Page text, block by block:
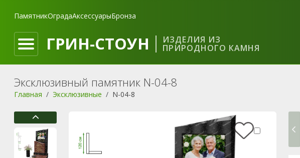
ПамятникОградаАксессуарыБронза
ГРИН-СТОУН ИЗДЕЛИЯ ИЗ
ПРИРОДНОГО КАМНЯ
Эксклюзивный памятник N-04-8
Главная Эксклюзивные N-04-8